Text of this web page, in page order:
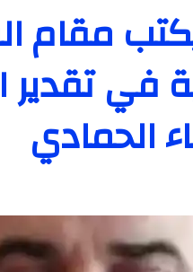
مقام
في تقدير
الحمادي